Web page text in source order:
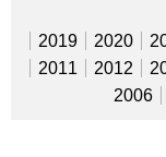
2020
2019
2012
2011
2006